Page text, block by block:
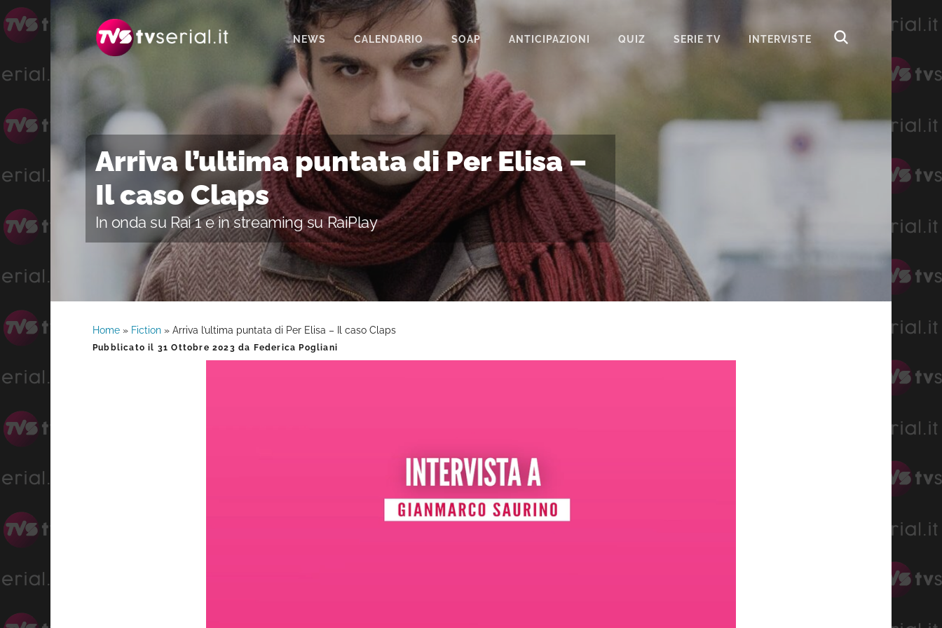
Passa
navigazione
primaria
Passa
contenuto
principale
Passa
laterale
NEWS CALENDARIO SOAP
BEAUTIFUL
IL PARADISO DELLE SIGNORE
LA PROMESSA
SEGRETI DI FAMIGLIA
TEMPESTA D’AMORE
UN POSTO AL SOLE
ANTICIPAZIONI QUIZ SERIE TV INTERVISTE
Arriva l’ultima puntata di Per Elisa –
Il caso Claps
In onda su Rai 1 e in streaming su RaiPlay
Home » Fiction » Arriva l’ultima puntata di Per Elisa – Il caso Claps
Pubblicato il 31 Ottobre 2023 da Federica Pogliani
Barra